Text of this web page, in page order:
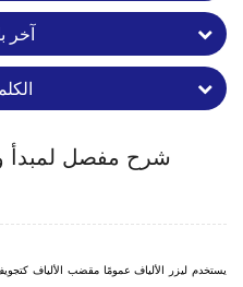
آخر
شرح مفصل لمبدأ
يستخدم ليزر الألياف عمومًا مقضب الألياف